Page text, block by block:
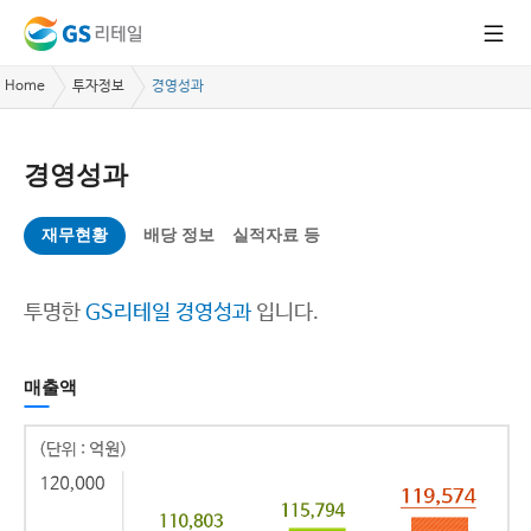
Home 투자정보 경영성과
경영성과
재무현황 배당 정보 실적자료 등
투명한 GS리테일 경영성과 입니다.
매출액